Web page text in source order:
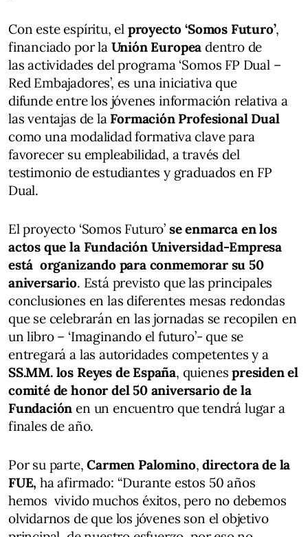
Con este espíritu, el proyecto ‘Somos Futuro’,
financiado por la Unión Europea dentro de
las actividades del programa ‘Somos FP Dual –
Red Embajadores’, es una iniciativa que
difunde entre los jóvenes información relativa a
las ventajas de la Formación Profesional Dual
como una modalidad formativa clave para
favorecer su empleabilidad, a través del
testimonio de estudiantes y graduados en FP
Dual.
El proyecto ‘Somos Futuro’ se enmarca en los
actos que la Fundación Universidad-Empresa
está organizando para conmemorar su 50
aniversario. Está previsto que las principales
conclusiones en las diferentes mesas redondas
que se celebrarán en las jornadas se recopilen en
un libro – ‘Imaginando el futuro’- que se
entregará a las autoridades competentes y a
SS.MM. los Reyes de España, quienes presiden el
comité de honor del 50 aniversario de la
Fundación en un encuentro que tendrá lugar a
finales de año.
Por su parte,Carmen Palomino,directora de la
FUE, ha afirmado: “Durante estos 50 años
hemos vivido muchos éxitos, pero no debemos
olvidarnos de que los jóvenes son el objetivo